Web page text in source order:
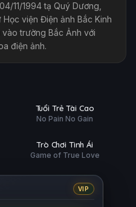
11/1994 tạ Quý Dương,
viện Điện ảnh Bắc Kinh
vào trường Bắc Ảnh với
điện ảnh.
Tuổi Trẻ Tài Cao
No Pain No Gain
Trò Chơi Tình Ái
Game of True Love